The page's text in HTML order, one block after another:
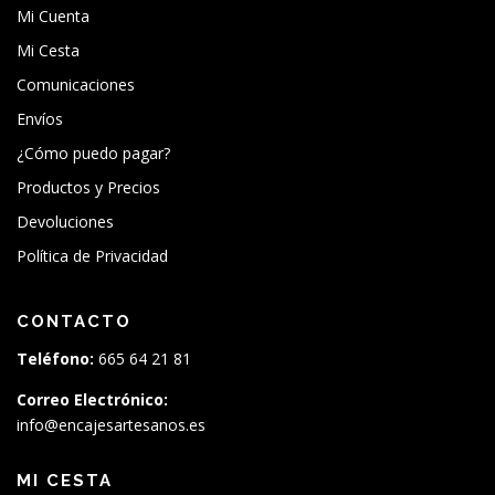
Mi Cuenta
Mi Cesta
Comunicaciones
Envíos
¿Cómo puedo pagar?
Productos y Precios
Devoluciones
Política de Privacidad
CONTACTO
Teléfono: 665 64 21 81
Correo Electrónico:
info@encajesartesanos.es
MI CESTA